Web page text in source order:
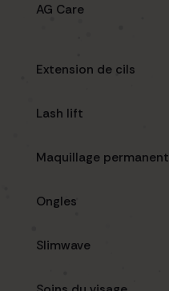
AG Care
Extension de cils
Lash lift
Maquillage permanent
Ongles
Slimwave